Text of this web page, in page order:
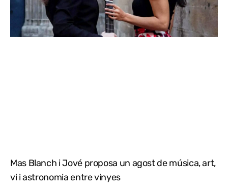
Mas Blanch i Jové proposa un agost de música, art,
vi i astronomia entre vinyes